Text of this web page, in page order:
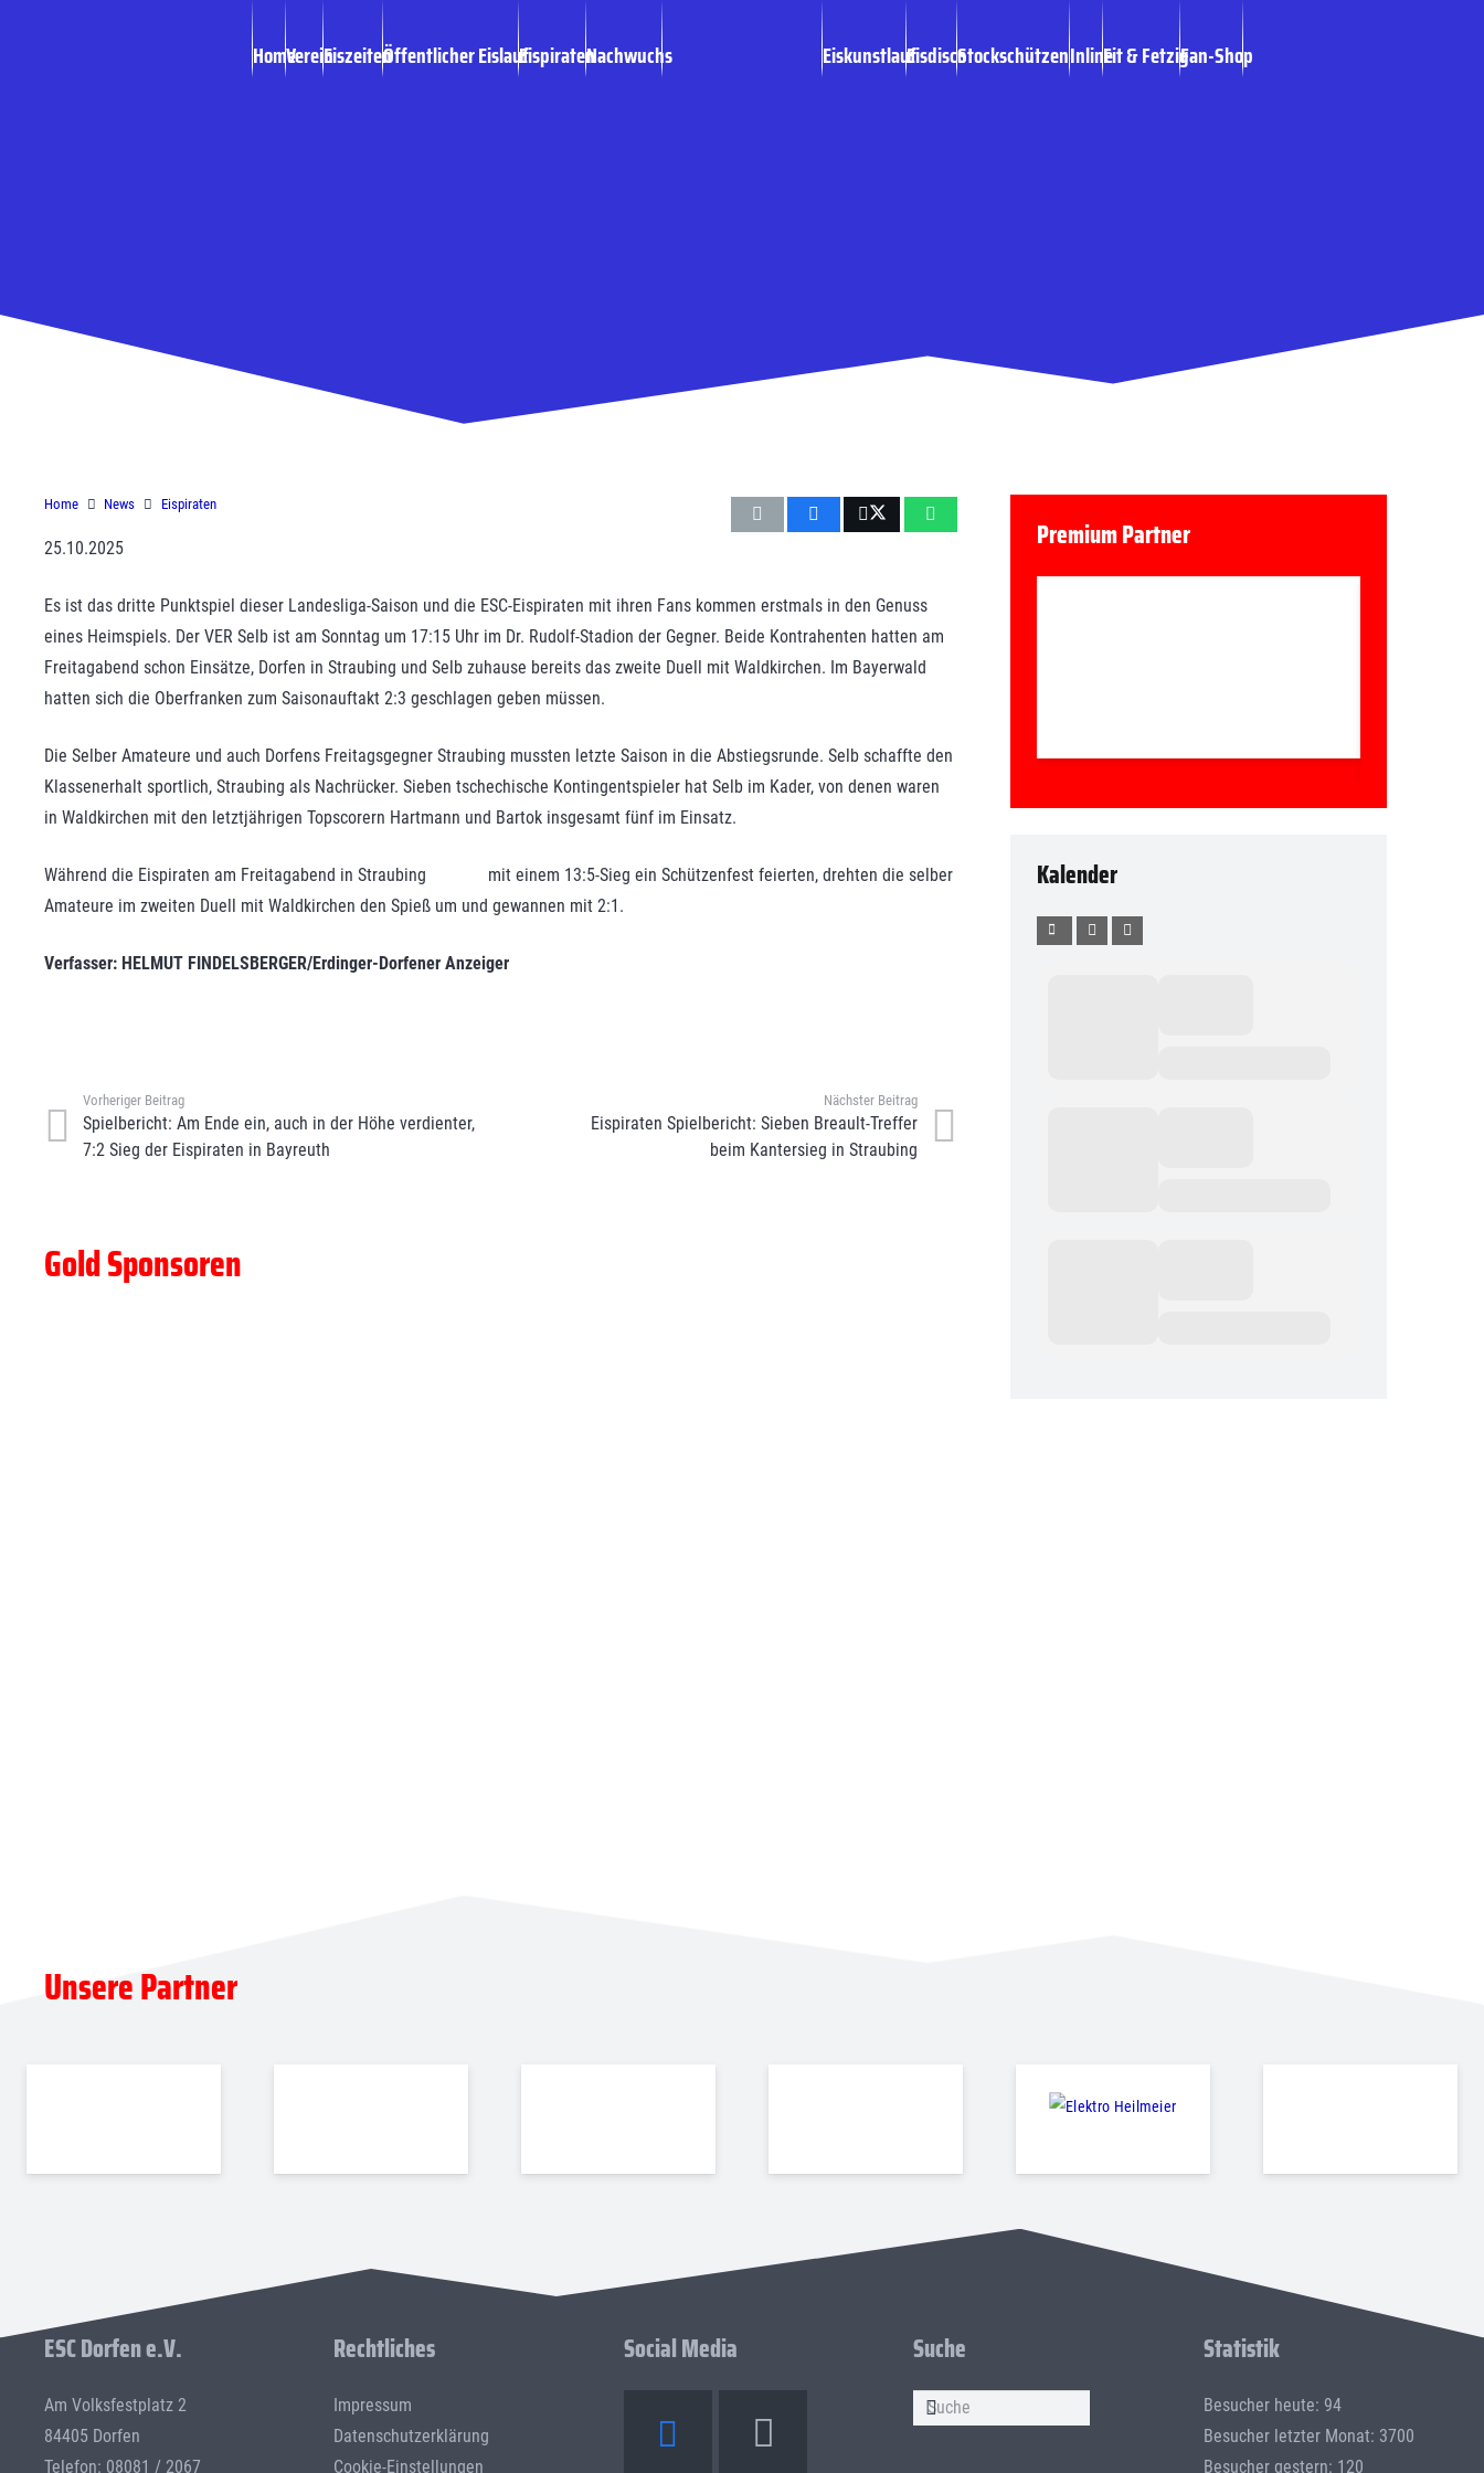
EiskunstlaufEisdiscoStockschützenInlineFit & FetzigFan-Shop
HomeVereinEiszeitenÖffentlicher EislaufEispiratenNachwuchs
erstmals auf heimischem Eis
Home News Eispiraten
25.10.2025
Es ist das dritte Punktspiel dieser Landesliga-Saison und die ESC-Eispiraten mit ihren Fans kommen erstmals in den Genuss
eines Heimspiels. Der VER Selb ist am Sonntag um 17:15 Uhr im Dr. Rudolf-Stadion der Gegner. Beide Kontrahenten hatten am
Freitagabend schon Einsätze, Dorfen in Straubing und Selb zuhause bereits das zweite Duell mit Waldkirchen. Im Bayerwald
hatten sich die Oberfranken zum Saisonauftakt 2:3 geschlagen geben müssen.
Die Selber Amateure und auch Dorfens Freitagsgegner Straubing mussten letzte Saison in die Abstiegsrunde. Selb schaffte den
Klassenerhalt sportlich, Straubing als Nachrücker. Sieben tschechische Kontingentspieler hat Selb im Kader, von denen waren
in Waldkirchen mit den letztjährigen Topscorern Hartmann und Bartok insgesamt fünf im Einsatz.
Während die Eispiraten am Freitagabend in Straubing mit einem 13:5-Sieg ein Schützenfest feierten, drehten die selber
Amateure im zweiten Duell mit Waldkirchen den Spieß um und gewannen mit 2:1.
Verfasser: HELMUT FINDELSBERGER/Erdinger-Dorfener Anzeiger
Vorheriger Beitrag
Spielbericht: Am Ende ein, auch in der Höhe verdienter,
7:2 Sieg der Eispiraten in Bayreuth
Nächster Beitrag
Eispiraten Spielbericht: Sieben Breault-Treffer
beim Kantersieg in Straubing
Gold Sponsoren
Premium Partner
Kalender
Unsere Partner
ESC Dorfen e.V.
Am Volksfestplatz 2
84405 Dorfen
Telefon: 08081 / 2067
Rechtliches
Impressum
Datenschutzerklärung
Cookie-Einstellungen
Social Media Suche Statistik
Besucher heute: 94
Besucher letzter Monat: 3700
Besucher gestern: 120